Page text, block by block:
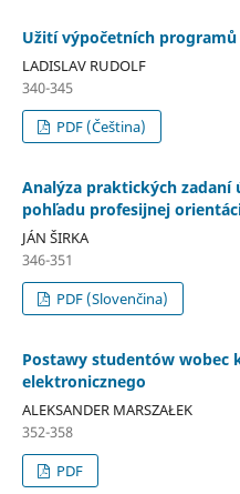
Užití výpočetních
LADISLAV RUDOLF
340-345
PDF (Čeština)
Analýza praktických
pohľadu profesijnej
JÁN ŠIRKA
346-351
PDF (Slovenčina)
Postawy studentów wobec
elektronicznego
ALEKSANDER MARSZAŁEK
352-358
PDF